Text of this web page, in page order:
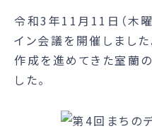
令和3年11月11日（木
イン会議を開催しまし
作成を進めてきた室蘭
した。